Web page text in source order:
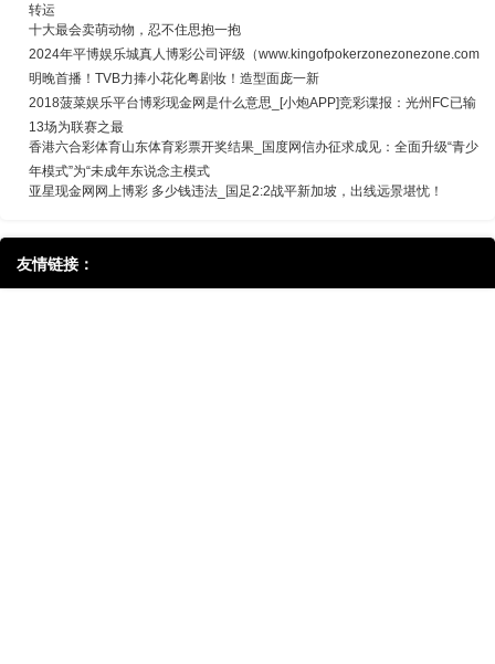
转运
十大最会卖萌动物，忍不住思抱一抱
2024年平博娱乐城真人博彩公司评级（www.kingofpokerzonezonezone.com
明晚首播！TVB力捧小花化粤剧妆！造型面庞一新
2018菠菜娱乐平台博彩现金网是什么意思_[小炮APP]竞彩谍报：光州FC已输
13场为联赛之最
香港六合彩体育山东体育彩票开奖结果_国度网信办征求成见：全面升级“青少
年模式”为“未成年东说念主模式
亚星现金网网上博彩 多少钱违法_国足2:2战平新加坡，出线远景堪忧！
友情链接：